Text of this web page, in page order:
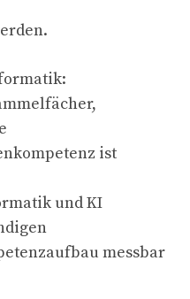
ist
und KI
messbar